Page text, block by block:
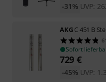
UVP:
-31%
AKGC 451 B
61
Sofort
729 €
UVP:
-45%